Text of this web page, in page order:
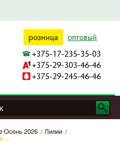
розница оптовый
+375-17-235-35-03
+375-29-303-46-46
+375-29-245-46-46
Осень 2026
Лилии
...